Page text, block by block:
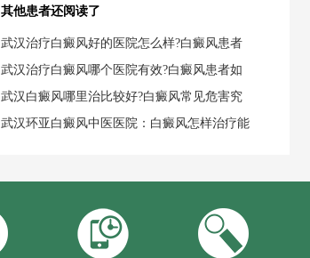
其他患者还阅读了
武汉治疗白癜风好的医院怎么样?白癜风患者
武汉治疗白癜风哪个医院有效?白癜风患者如
武汉白癜风哪里治比较好?白癜风常见危害究
武汉环亚白癜风中医医院：白癜风怎样治疗能